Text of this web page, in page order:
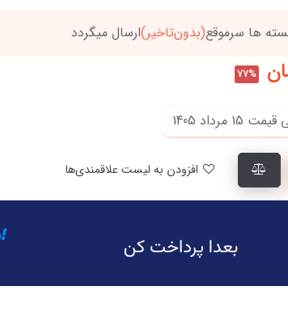
ها سرموقع(بدون‌تاخیر)ارسال میگردد
77%
قیمت 15 مرداد 1405